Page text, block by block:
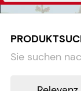
Sie suchen